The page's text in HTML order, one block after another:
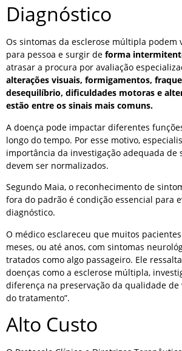
Diagnóstico
Os sintomas da esclerose múltipla podem
para pessoa e surgir de forma
atrasar a procura por avaliação
alterações visuais, formigamentos,
desequilíbrio, dificuldades motoras e
estão entre os sinais mais comuns.
A doença pode impactar diferentes
longo do tempo. Por esse motivo,
importância da investigação adequada de
devem ser normalizados.
Segundo Maia, o reconhecimento de
fora do padrão é condição essencial para
diagnóstico.
O médico esclareceu que muitos
meses, ou até anos, com sintomas
tratados como algo passageiro. Ele
doenças como a esclerose múltipla,
diferença na preservação da qualidade de
do tratamento”.
Alto Custo